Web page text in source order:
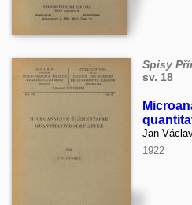
Spisy
sv. 18
Jan
1922